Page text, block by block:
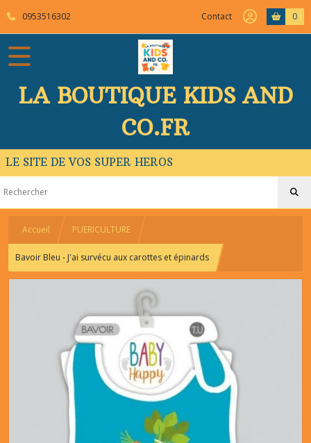
0953516302 Contact 0
LA BOUTIQUE KIDS AND
CO.FR
LE SITE DE VOS SUPER HEROS
Accueil PUERICULTURE
Bavoir Bleu - J'ai survécu aux carottes et épinards